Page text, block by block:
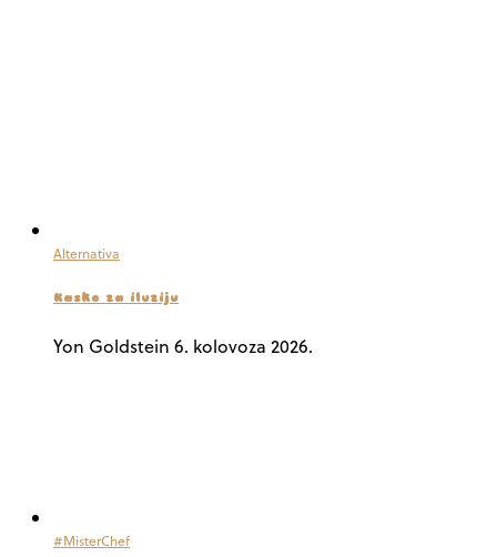
Alternativa
Kasko za iluziju
Yon Goldstein 6. kolovoza 2026.
#MisterChef